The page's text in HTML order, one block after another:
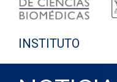
INSTITUTO